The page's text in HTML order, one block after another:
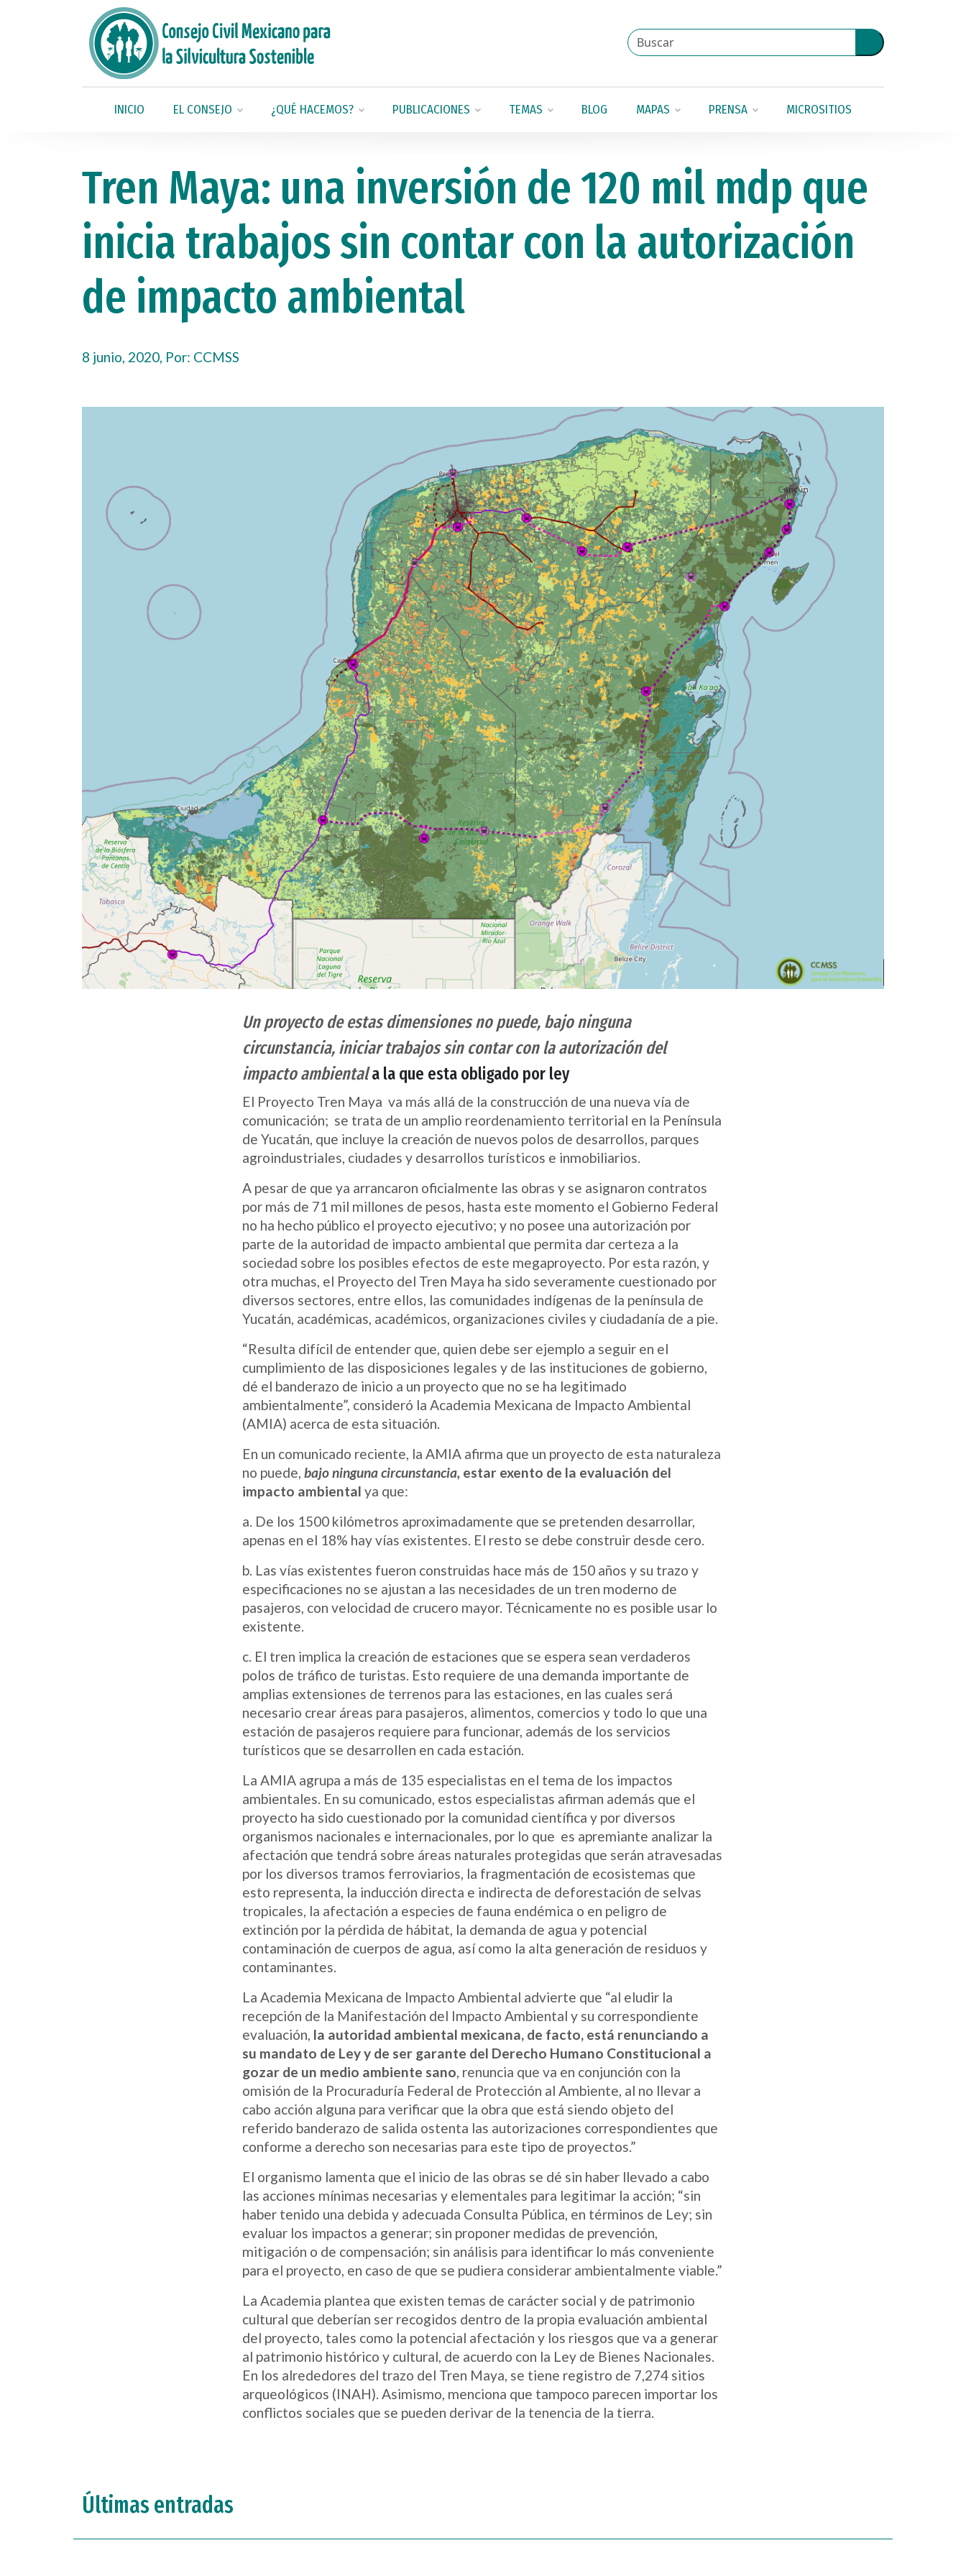
INICIO EL CONSEJO ¿QUÉ HACEMOS? PUBLICACIONES TEMAS BLOG MAPAS PRENSA MICROSITIOS
Tren Maya: una inversión de 120 mil mdp que
inicia trabajos sin contar con la autorización
de impacto ambiental
8 junio, 2020, Por: CCMSS
Un proyecto de estas dimensiones no puede, bajo ninguna
circunstancia, iniciar trabajos sin contar con la autorización del
impacto ambientala la que esta obligado por ley
El Proyecto Tren Maya va más allá de la construcción de una nueva vía de
comunicación; se trata de un amplio reordenamiento territorial en la Península
de Yucatán, que incluye la creación de nuevos polos de desarrollos, parques
agroindustriales, ciudades y desarrollos turísticos e inmobiliarios.
A pesar de que ya arrancaron oficialmente las obras y se asignaron contratos
por más de 71 mil millones de pesos, hasta este momento el Gobierno Federal
no ha hecho público el proyecto ejecutivo; y no posee una autorización por
parte de la autoridad de impacto ambiental que permita dar certeza a la
sociedad sobre los posibles efectos de este megaproyecto. Por esta razón, y
otra muchas, el Proyecto del Tren Maya ha sido severamente cuestionado por
diversos sectores, entre ellos, las comunidades indígenas de la península de
Yucatán, académicas, académicos, organizaciones civiles y ciudadanía de a pie.
“Resulta difícil de entender que, quien debe ser ejemplo a seguir en el
cumplimiento de las disposiciones legales y de las instituciones de gobierno,
dé el banderazo de inicio a un proyecto que no se ha legitimado
ambientalmente”, consideró la Academia Mexicana de Impacto Ambiental
(AMIA) acerca de esta situación.
En un comunicado reciente, la AMIA afirma que un proyecto de esta naturaleza
no puede,bajo ninguna circunstancia, estar exento de la evaluación del
impacto ambientalya que:
a. De los 1500 kilómetros aproximadamente que se pretenden desarrollar,
apenas en el 18% hay vías existentes. El resto se debe construir desde cero.
b. Las vías existentes fueron construidas hace más de 150 años y su trazo y
especificaciones no se ajustan a las necesidades de un tren moderno de
pasajeros, con velocidad de crucero mayor. Técnicamente no es posible usar lo
existente.
c. El tren implica la creación de estaciones que se espera sean verdaderos
polos de tráfico de turistas. Esto requiere de una demanda importante de
amplias extensiones de terrenos para las estaciones, en las cuales será
necesario crear áreas para pasajeros, alimentos, comercios y todo lo que una
estación de pasajeros requiere para funcionar, además de los servicios
turísticos que se desarrollen en cada estación.
La AMIA agrupa a más de 135 especialistas en el tema de los impactos
ambientales. En su comunicado, estos especialistas afirman además que el
proyecto ha sido cuestionado por la comunidad científica y por diversos
organismos nacionales e internacionales, por lo que es apremiante analizar la
afectación que tendrá sobre áreas naturales protegidas que serán atravesadas
por los diversos tramos ferroviarios, la fragmentación de ecosistemas que
esto representa, la inducción directa e indirecta de deforestación de selvas
tropicales, la afectación a especies de fauna endémica o en peligro de
extinción por la pérdida de hábitat, la demanda de agua y potencial
contaminación de cuerpos de agua, así como la alta generación de residuos y
contaminantes.
La Academia Mexicana de Impacto Ambiental advierte que “al eludir la
recepción de la Manifestación del Impacto Ambiental y su correspondiente
evaluación, la autoridad ambiental mexicana, de facto, está renunciando a
su mandato de Ley y de ser garante del Derecho Humano Constitucional a
gozar de un medio ambiente sano, renuncia que va en conjunción con la
omisión de la Procuraduría Federal de Protección al Ambiente, al no llevar a
cabo acción alguna para verificar que la obra que está siendo objeto del
referido banderazo de salida ostenta las autorizaciones correspondientes que
conforme a derecho son necesarias para este tipo de proyectos.”
El organismo lamenta que el inicio de las obras se dé sin haber llevado a cabo
las acciones mínimas necesarias y elementales para legitimar la acción; “sin
haber tenido una debida y adecuada Consulta Pública, en términos de Ley; sin
evaluar los impactos a generar; sin proponer medidas de prevención,
mitigación o de compensación; sin análisis para identificar lo más conveniente
para el proyecto, en caso de que se pudiera considerar ambientalmente viable.”
La Academia plantea que existen temas de carácter social y de patrimonio
cultural que deberían ser recogidos dentro de la propia evaluación ambiental
del proyecto, tales como la potencial afectación y los riesgos que va a generar
al patrimonio histórico y cultural, de acuerdo con la Ley de Bienes Nacionales.
En los alrededores del trazo del Tren Maya, se tiene registro de 7,274 sitios
arqueológicos (INAH). Asimismo, menciona que tampoco parecen importar los
conflictos sociales que se pueden derivar de la tenencia de la tierra.
Últimas entradas